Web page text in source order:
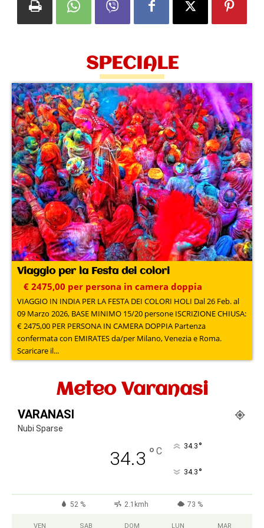
SPECIALE
Viaggio per la Festa dei colori
€ 2475,00 per persona in camera doppia
VIAGGIO IN INDIA PER LA FESTA DEI COLORI HOLI Dal 26 Feb. al
09 Marzo 2026, BASE MINIMO 15/20 persone ISCRIZIONE CHIUSA:
€ 2475,00 PER PERSONA IN CAMERA DOPPIA Partenza
confermata con EMIRATES da/per Milano, Venezia e Roma.
Scaricare il...
Meteo Varanasi
VARANASI
Nubi Sparse
34.3 ° C 34.3 °
34.3 °
52 % 2.1kmh 73 %
VEN SAB DOM LUN MAR